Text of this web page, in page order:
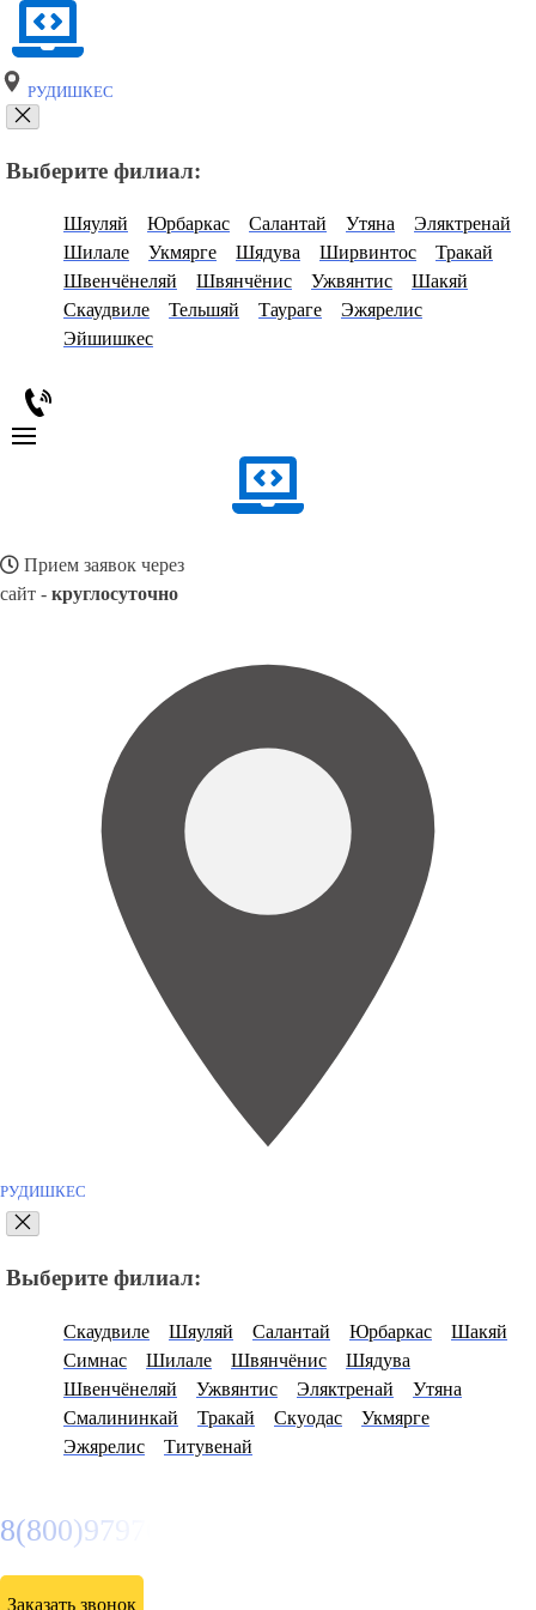
РУДИШКЕС
Выберите филиал:
Шяуляй Юрбаркас Салантай Утяна
Эляктренай
Шилале
Укмярге Шядува Ширвинтос
Тракай
Швенчёнеляй
Швянчёнис Ужвянтис
Шакяй
Скаудвиле
Тельшяй Таураге
Эжярелис
Эйшишкес
Прием заявок через
сайт - круглосуточно
РУДИШКЕС
Выберите филиал:
Скаудвиле Шяуляй Салантай Юрбаркас
Шакяй
Симнас
Шилале Швянчёнис
Шядува
Швенчёнеляй
Ужвянтис Эляктренай
Утяна
Смалининкай
Тракай Скуодас
Укмярге
Эжярелис
Титувенай
8(800)9797043
Заказать звонок